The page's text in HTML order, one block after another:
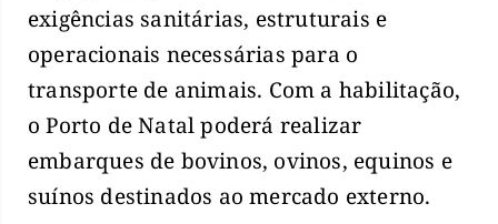
exigências sanitárias, estruturais e
operacionais necessárias para o
transporte de animais. Com a habilitação,
o Porto de Natal poderá realizar
embarques de bovinos, ovinos, equinos e
suínos destinados ao mercado externo.